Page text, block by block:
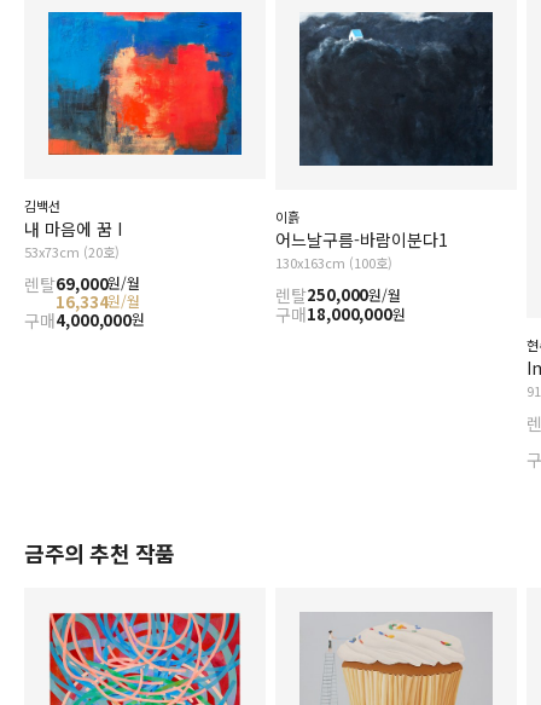
김백선
내 마음에 꿈 I
53x73cm (20호)
렌탈69,000원/월
16,334원/월
구매4,000,000원
이흙
어느날구름-바람이분다1
130x163cm (100호)
렌탈250,000원/월
구매18,000,000원
금주의 추천 작품